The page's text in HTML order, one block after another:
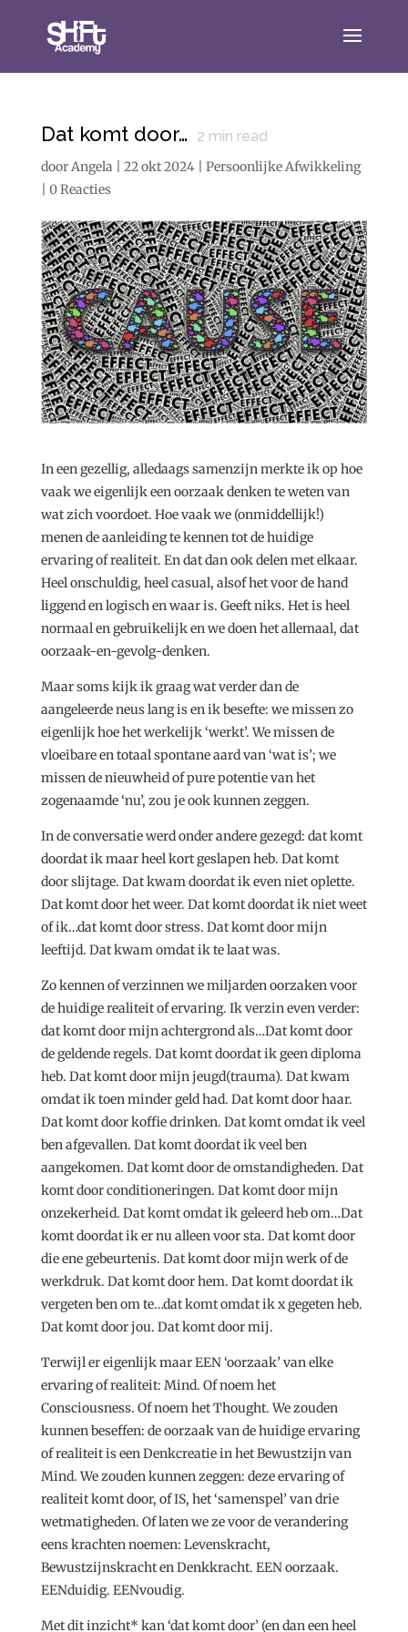
Dat komt door… 2 min read
doorAngela 22 okt 2024| Persoonlijke Afwikkeling
0 Reacties
In een gezellig, alledaags samenzijn merkte ik op hoe
vaak we eigenlijk een oorzaak denken te weten van
wat zich voordoet. Hoe vaak we (onmiddellijk!)
menen de aanleiding te kennen tot de huidige
ervaring of realiteit. En dat dan ook delen met elkaar.
Heel onschuldig, heel casual, alsof het voor de hand
liggend en logisch en waar is. Geeft niks. Het is heel
normaal en gebruikelijk en we doen het allemaal, dat
oorzaak-en-gevolg-denken.
Maar soms kijk ik graag wat verder dan de
aangeleerde neus lang is en ik besefte: we missen zo
eigenlijk hoe het werkelijk ‘werkt’. We missen de
vloeibare en totaal spontane aard van ‘wat is’; we
missen de nieuwheid of pure potentie van het
zogenaamde ‘nu’, zou je ook kunnen zeggen.
In de conversatie werd onder andere gezegd: dat komt
doordat ik maar heel kort geslapen heb. Dat komt
door slijtage. Dat kwam doordat ik even niet oplette.
Dat komt door het weer. Dat komt doordat ik niet weet
of ik…dat komt door stress. Dat komt door mijn
leeftijd. Dat kwam omdat ik te laat was.
Zo kennen of verzinnen we miljarden oorzaken voor
de huidige realiteit of ervaring. Ik verzin even verder:
dat komt door mijn achtergrond als…Dat komt door
de geldende regels. Dat komt doordat ik geen diploma
heb. Dat komt door mijn jeugd(trauma). Dat kwam
omdat ik toen minder geld had. Dat komt door haar.
Dat komt door koffie drinken. Dat komt omdat ik veel
ben afgevallen. Dat komt doordat ik veel ben
aangekomen. Dat komt door de omstandigheden. Dat
komt door conditioneringen. Dat komt door mijn
onzekerheid. Dat komt omdat ik geleerd heb om…Dat
komt doordat ik er nu alleen voor sta. Dat komt door
die ene gebeurtenis. Dat komt door mijn werk of de
werkdruk. Dat komt door hem. Dat komt doordat ik
vergeten ben om te…dat komt omdat ik x gegeten heb.
Dat komt door jou. Dat komt door mij.
Terwijl er eigenlijk maar EEN ‘oorzaak’ van elke
ervaring of realiteit: Mind. Of noem het
Consciousness. Of noem het Thought. We zouden
kunnen beseffen: de oorzaak van de huidige ervaring
of realiteit is een Denkcreatie in het Bewustzijn van
Mind. We zouden kunnen zeggen: deze ervaring of
realiteit komt door, of IS, het ‘samenspel’ van drie
wetmatigheden. Of laten we ze voor de verandering
eens krachten noemen: Levenskracht,
Bewustzijnskracht en Denkkracht. EEN oorzaak.
EENduidig. EENvoudig.
Met dit inzicht* kan ‘dat komt door’ (en dan een heel